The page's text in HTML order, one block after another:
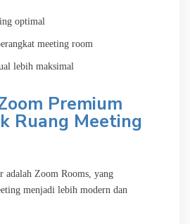
optimal
meeting room
lebih maksimal
Premium
Ruang Meeting
adalah Zoom Rooms, yang
menjadi lebih modern dan